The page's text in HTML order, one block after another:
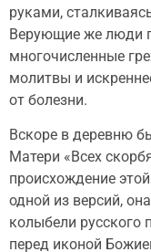
руками,
Верующие же люди
многочисленные
молитвы и
от болезни.
Вскоре в деревню
Матери «Всех
происхождение
одной из версий,
колыбели русского
перед иконой